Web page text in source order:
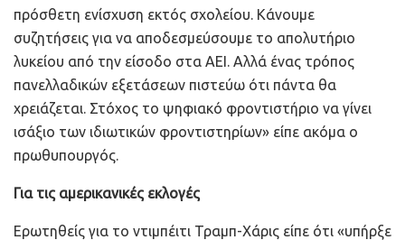
πρόσθετη ενίσχυση εκτός σχολείου. Κάνουμε
συζητήσεις για να αποδεσμεύσουμε το απολυτήριο
λυκείου από την είσοδο στα ΑΕΙ. Αλλά ένας τρόπος
πανελλαδικών εξετάσεων πιστεύω ότι πάντα θα
χρειάζεται. Στόχος το ψηφιακό φροντιστήριο να γίνει
ισάξιο των ιδιωτικών φροντιστηρίων» είπε ακόμα ο
πρωθυπουργός.
Για τις αμερικανικές εκλογές
Ερωτηθείς για το ντιμπέιτι Τραμπ-Χάρις είπε ότι «υπήρξε